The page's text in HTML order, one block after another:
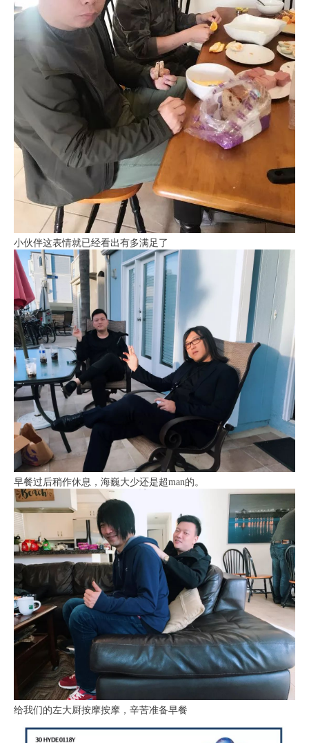
小伙伴这表情就已经看出有多满足了
早餐过后稍作休息，海巍大少还是超man的。
给我们的左大厨按摩按摩，辛苦准备早餐